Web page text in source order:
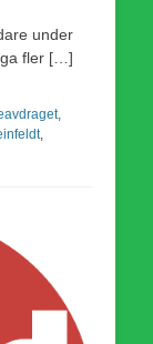
under
fler […]
,
,